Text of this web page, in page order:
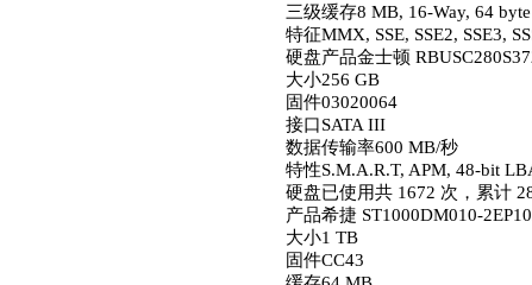
三级缓存8 MB, 16-Way, 64
特征MMX, SSE, SSE2, SSE3,
硬盘产品金士顿
大小256 GB
固件03020064
接口SATA III
数据传输率600 MB/秒
特性S.M.A.R.T, APM, 48-bit
硬盘已使用共 1672 次，累计
产品希捷 ST1000DM010-
大小1 TB
固件CC43